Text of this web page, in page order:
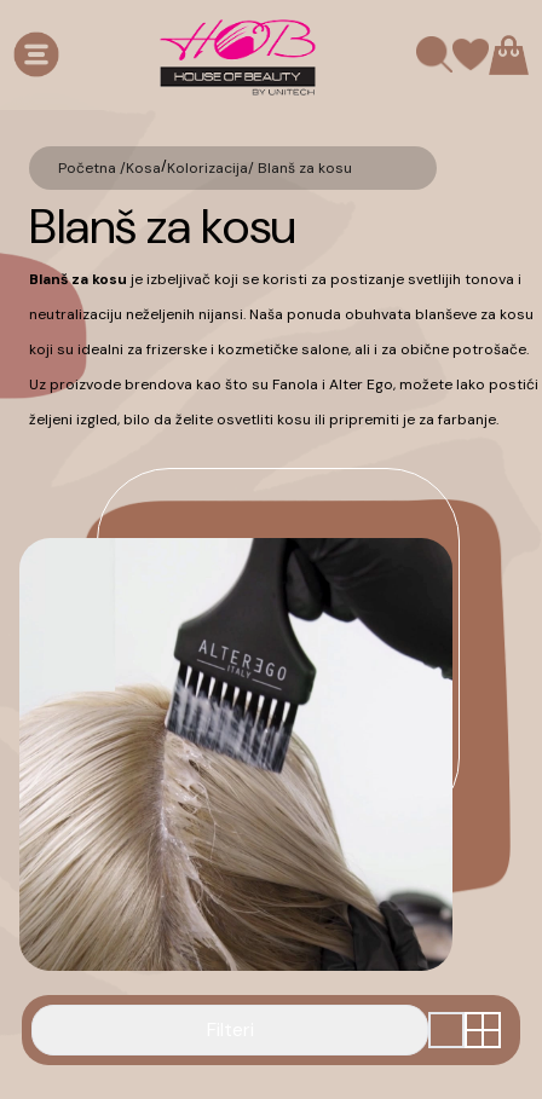
Početna /Kosa/Kolorizacija/ Blanš za kosu
Blanš za kosu
Blanš za kosu je izbeljivač koji se koristi za postizanje svetlijih tonova i
neutralizaciju neželjenih nijansi. Naša ponuda obuhvata blanševe za kosu
koji su idealni za frizerske i kozmetičke salone, ali i za obične potrošače.
Uz proizvode brendova kao što su Fanola i Alter Ego, možete lako postići
željeni izgled, bilo da želite osvetliti kosu ili pripremiti je za farbanje.